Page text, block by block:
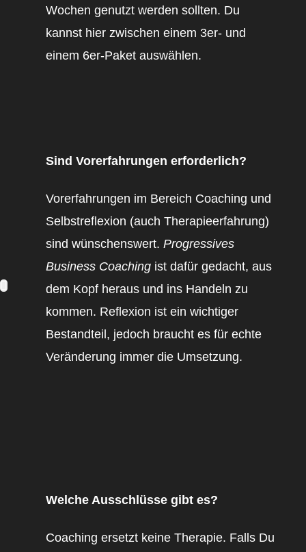
Wochen genutzt werden sollten. Du
kannst hier zwischen einem 3er- und
einem 6er-Paket auswählen.
Sind Vorerfahrungen erforderlich?
Vorerfahrungen im Bereich Coaching und
Selbstreflexion (auch Therapieerfahrung)
sind wünschenswert. Progressives
Business Coaching ist dafür gedacht, aus
dem Kopf heraus und ins Handeln zu
kommen. Reflexion ist ein wichtiger
Bestandteil, jedoch braucht es für echte
Veränderung immer die Umsetzung.
Welche Ausschlüsse gibt es?
Coaching ersetzt keine Therapie. Falls Du